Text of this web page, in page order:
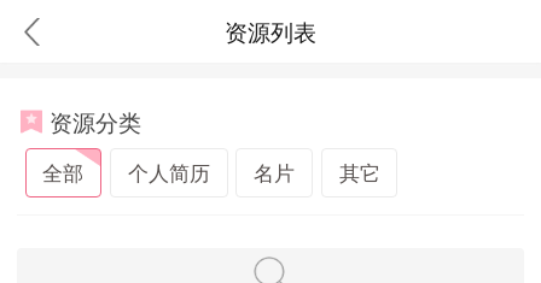
资源列表
资源分类
全部 个人简历 名片 其它